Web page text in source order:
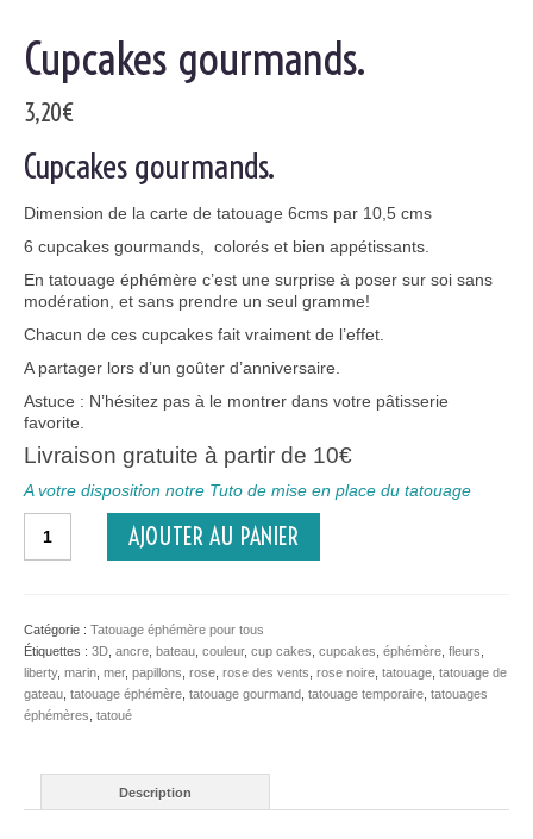
Cupcakes gourmands.
3,20€
Cupcakes gourmands.
Dimension de la carte de tatouage 6cms par 10,5 cms
6 cupcakes gourmands, colorés et bien appétissants.
En tatouage éphémère c’est une surprise à poser sur soi sans
modération, et sans prendre un seul gramme!
Chacun de ces cupcakes fait vraiment de l’effet.
A partager lors d’un goûter d’anniversaire.
Astuce : N’hésitez pas à le montrer dans votre pâtisserie
favorite.
Livraison gratuite à partir de 10€
A votre disposition notre Tuto de mise en place du tatouage
Cupcakes
AJOUTER AU PANIER
Catégorie : Tatouage éphémère pour tous
Étiquettes : 3D ancre bateau couleur, cup cakes cupcakes éphémère fleurs
liberty, marin mer, papillons rose rose des vents rose noire tatouage tatouage de
gateau tatouage éphémère tatouage gourmand tatouage temporaire tatouages
éphémères tatoué
Description